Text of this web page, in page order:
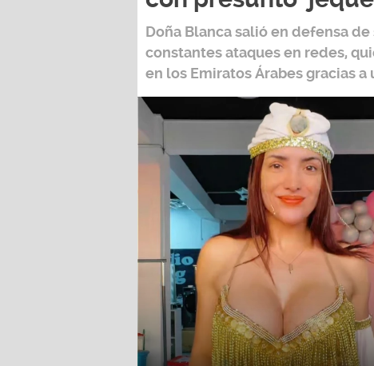
Doña Blanca salió en defensa de
constantes ataques en redes,
en los Emiratos Árabes gracias a